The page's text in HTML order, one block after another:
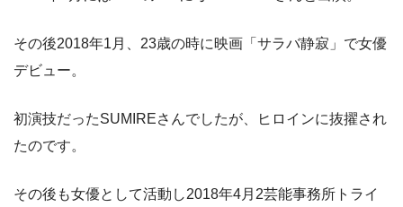
その後2018年1月、23歳の時に映画「サラバ静寂」で女優
デビュー。
初演技だったSUMIREさんでしたが、ヒロインに抜擢され
たのです。
その後も女優として活動し2018年4月2芸能事務所トライ